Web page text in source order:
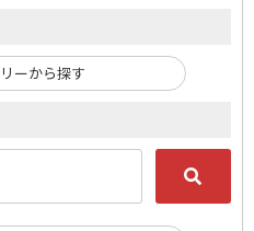
ーから探す